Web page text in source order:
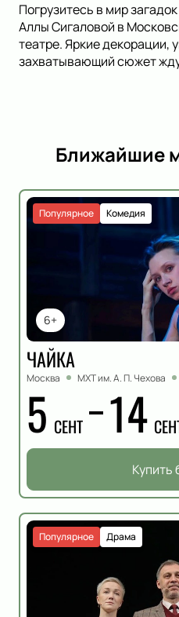
Погрузитесь в мир
Аллы Сигаловой в
театре. Яркие декорации,
захватывающий сюжет
Ближайшие
6+
Комедия
Популярное
ЧАЙКА
Москва МХТ им. А. П. Чехова
5 СЕНТ 14
Купить
Драма
Популярное